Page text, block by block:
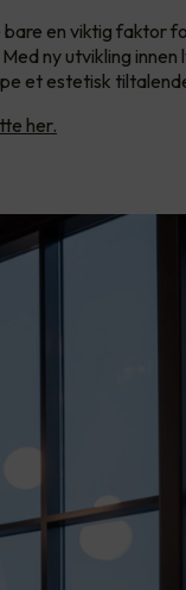
bare en viktig faktor
ny utvikling
et estetisk
her.